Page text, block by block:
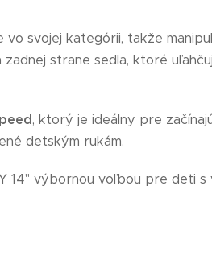
svojej kategórii, takže
strane sedla, ktoré
, ktorý je ideálny pre
detským rukám.
14" výbornou voľbou pre deti